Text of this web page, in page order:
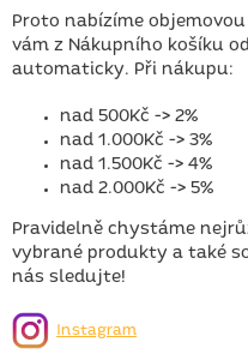
Proto nabízíme
vám z Nákupního košíku
automaticky. Při nákupu:
nad 500Kč -> 2%
nad 1.000Kč -> 3%
nad 1.500Kč -> 4%
nad 2.000Kč -> 5%
Pravidelně chystáme
vybrané produkty a také
nás sledujte!
Instagram